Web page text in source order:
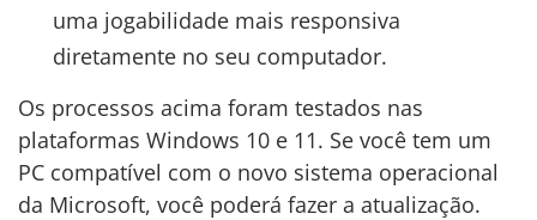
uma jogabilidade mais responsiva
diretamente no seu computador.
Os processos acima foram testados nas
plataformas Windows 10 e 11. Se você tem um
PC compatível com o novo sistema operacional
da Microsoft, você poderá fazer a atualização.